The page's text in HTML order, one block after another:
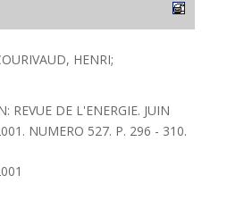
HENRI;
REVUE DE L'ENERGIE. JUIN
NUMERO 527. P. 296 - 310.